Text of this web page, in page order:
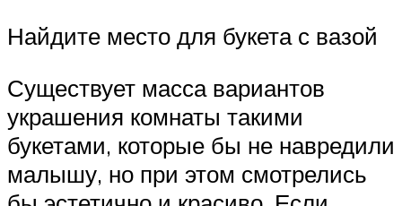
Найдите место для букета с вазой
Существует масса вариантов
украшения комнаты такими
букетами, которые бы не навредили
малышу, но при этом смотрелись